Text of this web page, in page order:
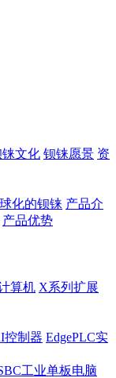
铼文化 钡铼愿景 资
化的钡铼 产品介
产品优势
算机 X系列扩展
控制器 EdgePLC实
工业单板电脑